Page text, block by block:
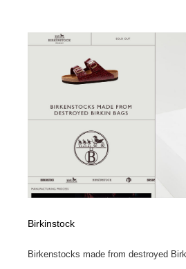
Birkinstock
Birkenstocks made from destroyed